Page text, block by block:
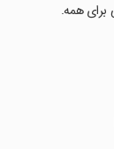
همه.